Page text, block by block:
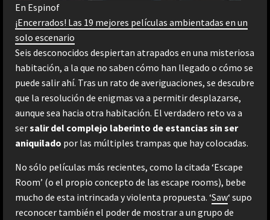
En Espinof
¡Encerrados! Las 19 mejores películas ambientadas en un
solo escenario
Seis desconocidos despiertan atrapados en una misteriosa
habitación, a la que no saben cómo han llegado o cómo se
puede salir ahí. Tras un rato de averiguaciones, se descubre
que la resolución de enigmas va a permitir desplazarse,
aunque sea hacia otra habitación. El verdadero reto va a
sersalir del complejo laberinto de estancias sin ser
aniquilado por las múltiples trampas que hay colocadas.
No sólo películas más recientes, como la citada ‘Escape
Room’ (o el propio concepto de las escape rooms), bebe
mucho de esta intrincada y violenta propuesta. ‘Saw‘ supo
reconocer también el poder de mostrar a un grupo de